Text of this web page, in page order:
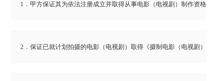
1．甲方保证其为依法注册成立并取得从事电影（电视剧）制作资格的
2．保证已就计划拍摄的电影（电视剧）取得《摄制电影（电视剧）许